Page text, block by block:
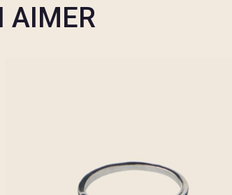
AIMER